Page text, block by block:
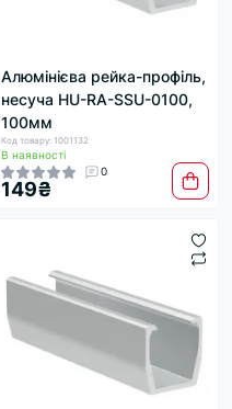
Алюмінієва рейка-профіль,
несуча HU-RA-SSU-0100,
100мм
Код товару: 1001132
В наявності
0
149₴